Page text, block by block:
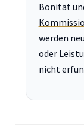
Bonität
werden
oder
nicht